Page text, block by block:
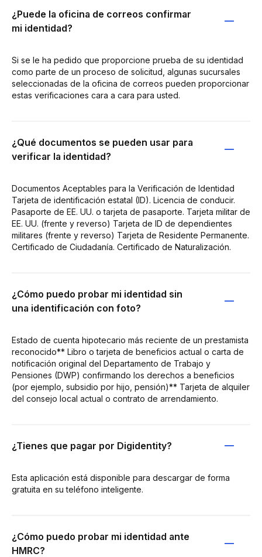
¿Puede la oficina de correos confirmar
mi identidad?
Si se le ha pedido que proporcione prueba de su identidad
como parte de un proceso de solicitud, algunas sucursales
seleccionadas de la oficina de correos pueden proporcionar
estas verificaciones cara a cara para usted.
¿Qué documentos se pueden usar para
verificar la identidad?
Documentos Aceptables para la Verificación de Identidad
Tarjeta de identificación estatal (ID). Licencia de conducir.
Pasaporte de EE. UU. o tarjeta de pasaporte. Tarjeta militar de
EE. UU. (frente y reverso) Tarjeta de ID de dependientes
militares (frente y reverso) Tarjeta de Residente Permanente.
Certificado de Ciudadanía. Certificado de Naturalización.
¿Cómo puedo probar mi identidad sin
una identificación con foto?
Estado de cuenta hipotecario más reciente de un prestamista
reconocido** Libro o tarjeta de beneficios actual o carta de
notificación original del Departamento de Trabajo y
Pensiones (DWP) confirmando los derechos a beneficios
(por ejemplo, subsidio por hijo, pensión)** Tarjeta de alquiler
del consejo local actual o contrato de arrendamiento.
¿Tienes que pagar por Digidentity?
Esta aplicación está disponible para descargar de forma
gratuita en su teléfono inteligente.
¿Cómo puedo probar mi identidad ante
HMRC?